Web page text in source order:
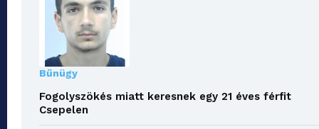
Bűnügy
Fogolyszökés miatt keresnek egy 21 éves férfit
Csepelen